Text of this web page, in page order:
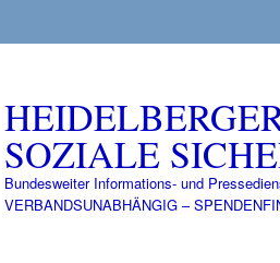
SOZIALE
Bundesweiter Informations- und
VERBANDSUNABHÄNGIG –